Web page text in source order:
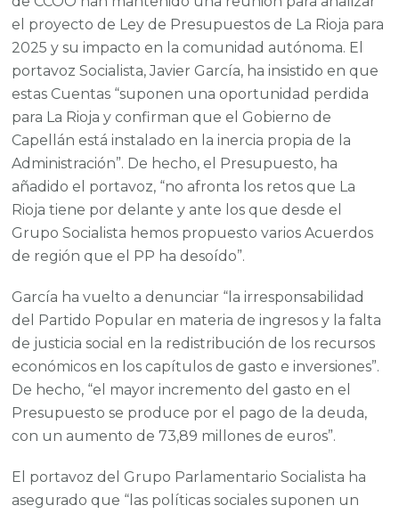
el proyecto de Ley de Presupuestos de La Rioja para
2025 y su impacto en la comunidad autónoma. El
portavoz Socialista, Javier García, ha insistido en que
estas Cuentas “suponen una oportunidad perdida
para La Rioja y confirman que el Gobierno de
Capellán está instalado en la inercia propia de la
Administración”. De hecho, el Presupuesto, ha
añadido el portavoz, “no afronta los retos que La
Rioja tiene por delante y ante los que desde el
Grupo Socialista hemos propuesto varios Acuerdos
de región que el PP ha desoído”.
García ha vuelto a denunciar “la irresponsabilidad
del Partido Popular en materia de ingresos y la falta
de justicia social en la redistribución de los recursos
económicos en los capítulos de gasto e inversiones”.
De hecho, “el mayor incremento del gasto en el
Presupuesto se produce por el pago de la deuda,
con un aumento de 73,89 millones de euros”.
El portavoz del Grupo Parlamentario Socialista ha
asegurado que “las políticas sociales suponen un